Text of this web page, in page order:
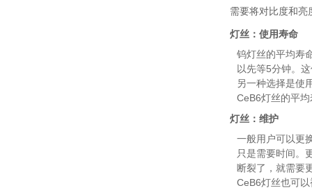
需要将对比度和亮度
灯丝：使用寿命
钨灯丝的平均寿命
以先等5分钟。
另一种选择是使用
CeB6灯丝的平均寿
灯丝：维护
一般用户可以更换
只是需要时间
断裂了，就需要
CeB6灯丝也可以